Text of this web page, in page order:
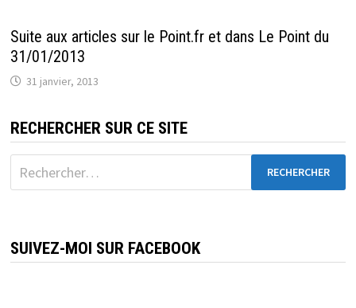
Suite aux articles sur le Point.fr et dans Le Point du
31/01/2013
31 janvier, 2013
RECHERCHER SUR CE SITE
Rechercher :
SUIVEZ-MOI SUR FACEBOOK